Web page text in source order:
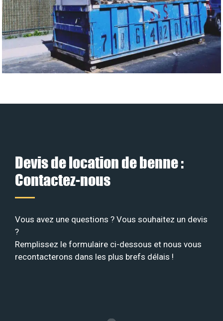
Devis de location de benne :
Contactez-nous
Vous avez une questions ? Vous souhaitez un devis
?
Remplissez le formulaire ci-dessous et nous vous
recontacterons dans les plus brefs délais !